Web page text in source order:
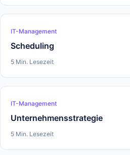
IT-Management
Scheduling
5 Min. Lesezeit
IT-Management
Unternehmensstrategie
5 Min. Lesezeit